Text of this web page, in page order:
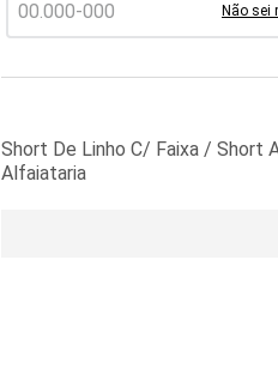
Não sei
Short De Linho C/ Faixa / Short
Alfaiataria